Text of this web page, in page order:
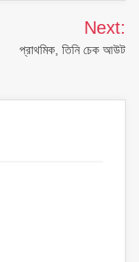
Next:
প্রাথমিক, তিনি চেক আউট